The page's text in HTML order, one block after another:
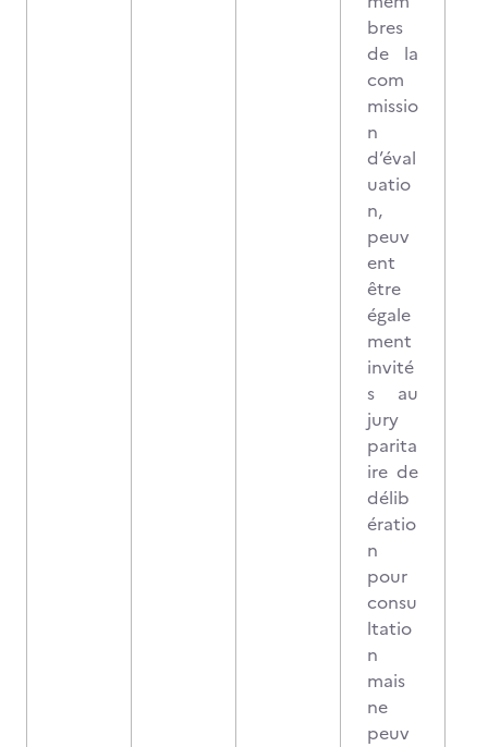
bres
de la
com
missio
n
d’éval
uatio
n,
peuv
ent
être
égale
ment
invité
s au
jury
parita
ire de
délib
ératio
n
pour
consu
ltatio
n
mais
ne
peuv